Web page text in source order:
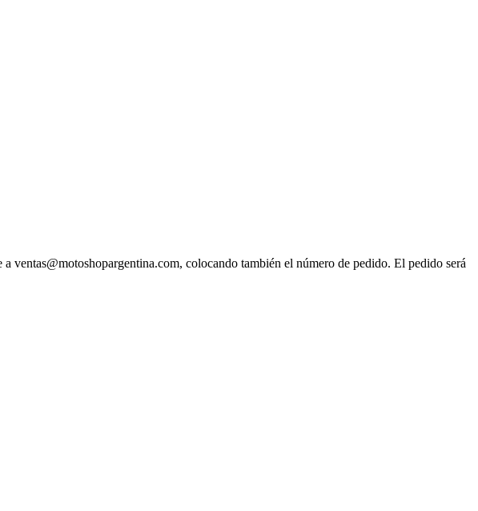
ventas@motoshopargentina.com, colocando también el número de pedido. El pedido será